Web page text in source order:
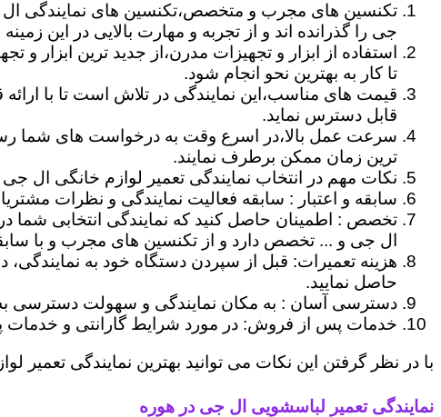
تکنسین های مجرب و متخصص،تکنسین های نمایندگی
جی را گذرانده اند و از تجربه و مهارت بالایی در این
استفاده از ابزار و تجهیزات مدرن،از جدید ترین ابزار
تا کار به بهترین نحو انجام شود.
قیمت های مناسب،این نمایندگی در تلاش است تا با
قابل دسترس نماید.
سرعت عمل بالا،در اسرع وقت به درخواست های شما
ترین زمان ممکن برطرف نمایند.
نکات مهم در انتخاب نمایندگی تعمیر لوازم خانگی ال
سابقه و اعتبار : سابقه فعالیت نمایندگی و نظرات
تخصص : اطمینان حاصل کنید که نمایندگی انتخابی
ال جی و ... تخصص دارد و از تکنسین های مجرب و با
هزینه تعمیرات: قبل از سپردن دستگاه خود به
حاصل نمایید.
دسترسی آسان : به مکان نمایندگی و سهولت دسترسی به
خدمات پس از فروش: در مورد شرایط گارانتی و خدمات
با در نظر گرفتن این نکات می توانید بهترین نمایندگی تعمیر
نمایندگی تعمیر لباسشویی ال جی در هوره